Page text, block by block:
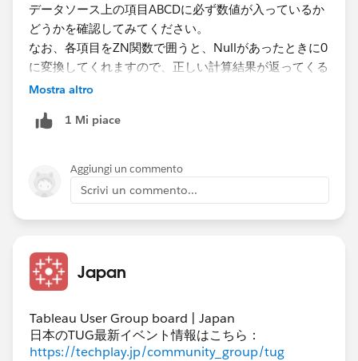
データソース上の項目ABCDに必ず数値が入っているか
どうかを確認してみてください。
なお、各項目をZN関数で囲うと、Nullがあったときに0
に変換してくれますので、正しい計算結果が返ってくる
はずです。
Software
Mostra altro
1 Mi piace
Aggiungi un commento
Scrivi un commento...
Japan
Tableau User Group board | Japan
日本のTUG最新イベント情報はこちら：
https://techplay.jp/community_group/tug